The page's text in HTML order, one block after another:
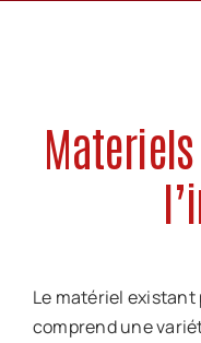
Le matériel
comprend une